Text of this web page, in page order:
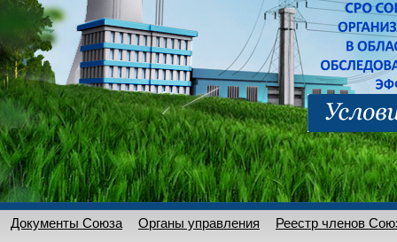
Документы Союза Органы управления Реестр членов